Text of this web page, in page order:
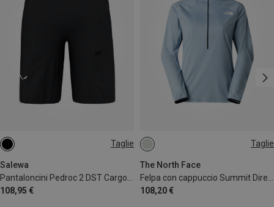
Taglie
Salewa
108,95 €
S Taglie
The North Face
108,20 €
M